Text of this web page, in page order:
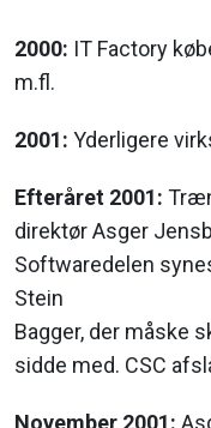
2000: IT Factory
m.fl.
2001: Yderligere
Efteråret 2001:
direktør Asger
Softwaredelen
Stein
Bagger, der måske
sidde med. CSC